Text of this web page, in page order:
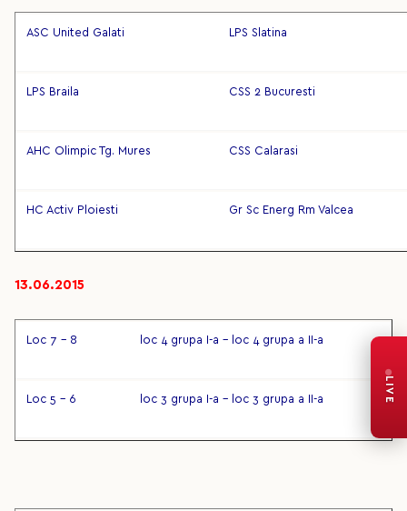
ASC United Galati LPS Slatina
LPS Braila CSS 2 Bucuresti
AHC Olimpic Tg. Mures CSS Calarasi
HC Activ Ploiesti Gr Sc Energ Rm Valcea
13.06.2015
Loc 7 – 8 loc 4 grupa I-a – loc 4 grupa a II-a
Loc 5 – 6 loc 3 grupa I-a – loc 3 grupa a II-a LIVE